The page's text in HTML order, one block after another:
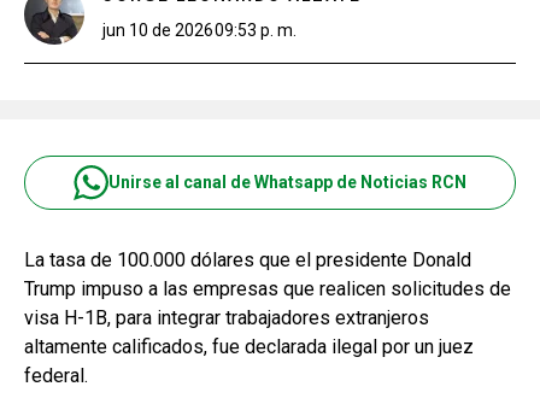
jun 10 de 202609:53 p. m.
Unirse al canal de Whatsapp de Noticias RCN
La tasa de 100.000 dólares que el presidente Donald
Trump impuso a las empresas que realicen solicitudes de
visa H-1B, para integrar trabajadores extranjeros
altamente calificados, fue declarada ilegal por un juez
federal.